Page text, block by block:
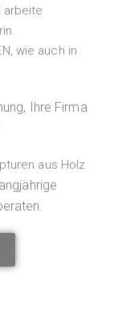
arbeite
wie auch in
Ihre Firma
aus Holz